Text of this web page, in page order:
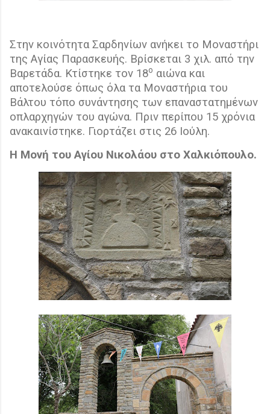
Στην κοινότητα Σαρδηνίων ανήκει το Μοναστήρι
της Αγίας Παρασκευής. Βρίσκεται 3 χιλ. από την
Βαρετάδα. Κτίστηκε τον 18ο αιώνα και
αποτελούσε όπως όλα τα Μοναστήρια του
Βάλτου τόπο συνάντησης των επαναστατημένων
οπλαρχηγών του αγώνα. Πριν περίπου 15 χρόνια
ανακαινίστηκε. Γιορτάζει στις 26 Ιούλη.
Η Μονή του Αγίου Νικολάου στο Χαλκιόπουλο.